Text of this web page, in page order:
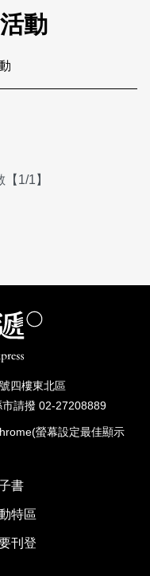
動
1/1】
四樓東北區
請撥 02-27208889
螢幕設定最佳顯示
書
特區
刊登